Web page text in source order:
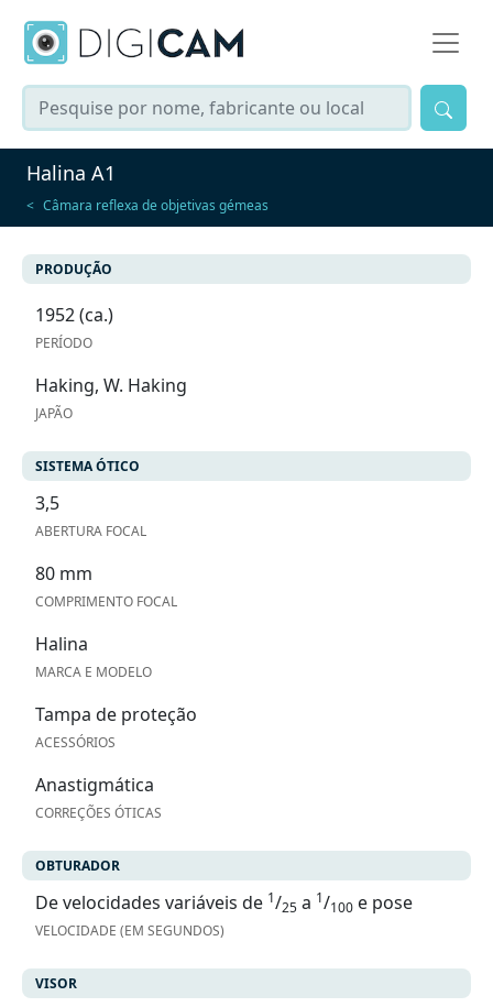
Halina A1
Câmara reflexa de objetivas gémeas
PRODUÇÃO
1952 (ca.)
PERÍODO
Haking, W. Haking
JAPÃO
SISTEMA ÓTICO
3,5
ABERTURA FOCAL
80 mm
COMPRIMENTO FOCAL
Halina
MARCA E MODELO
Tampa de proteção
ACESSÓRIOS
Anastigmática
CORREÇÕES ÓTICAS
OBTURADOR
De velocidades variáveis de 1/25 a 1/100 e pose
VELOCIDADE (EM SEGUNDOS)
VISOR